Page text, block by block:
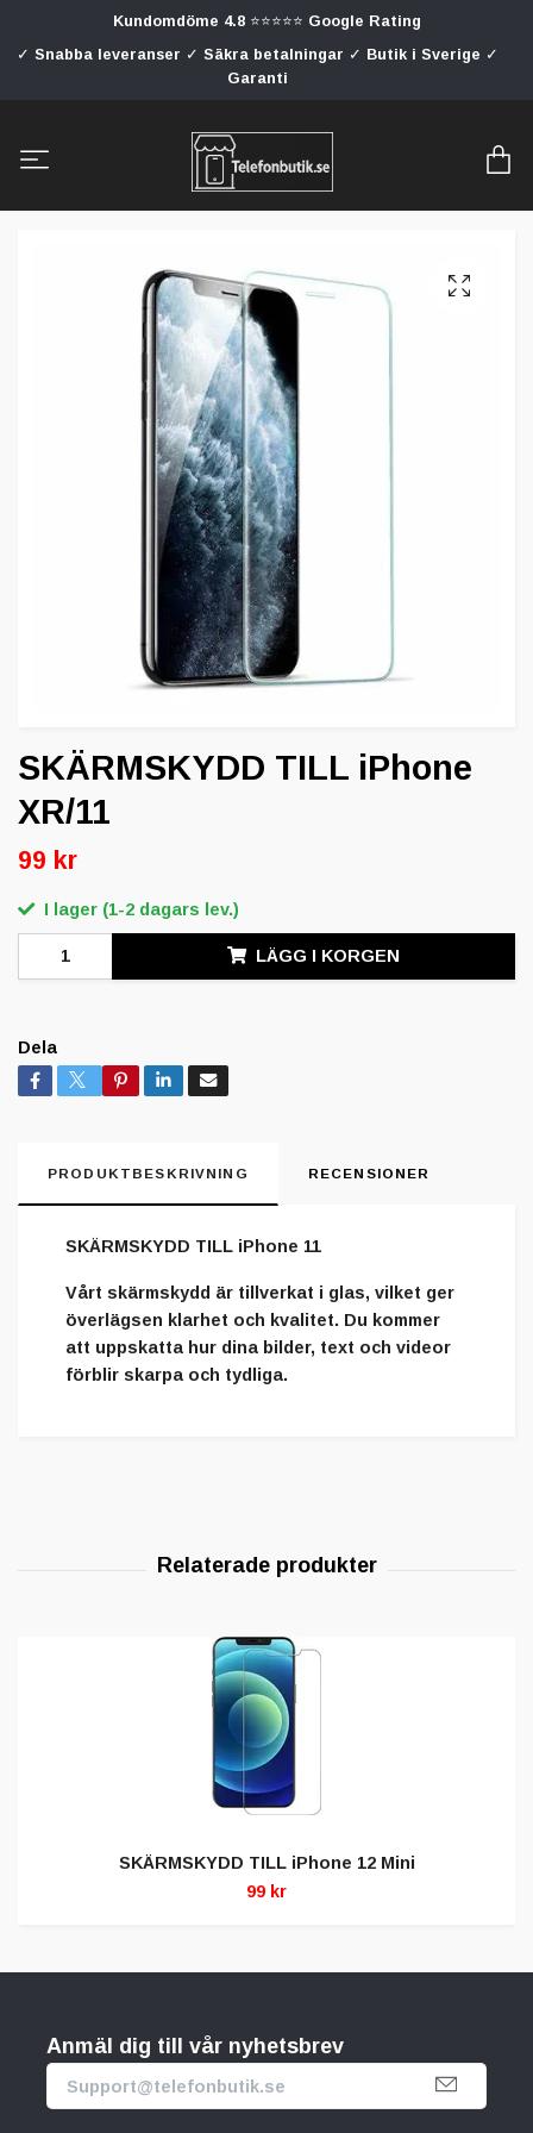
Kundomdöme 4.8 ⭐⭐⭐⭐⭐ Google Rating
✓ Snabba leveranser ✓ Säkra betalningar ✓ Butik i Sverige ✓
Garanti
SKÄRMSKYDD TILL iPhone
XR/11
99 kr
I lager (1-2 dagars lev.)
LÄGG I KORGEN
Dela
PRODUKTBESKRIVNING RECENSIONER
SKÄRMSKYDD TILL iPhone 11
Vårt skärmskydd är tillverkat i glas, vilket ger
överlägsen klarhet och kvalitet. Du kommer
att uppskatta hur dina bilder, text och videor
förblir skarpa och tydliga.
SKÄRMSKYDD TILL iPhone 12 Mini
99 kr
Anmäl dig till vår nyhetsbrev